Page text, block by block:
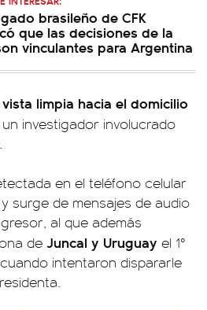
brasileño de CFK
que las decisiones de la
vinculantes para Argentina
limpia hacia el domicilio
investigador involucrado
en el teléfono celular
surge de mensajes de audio
al que además
de Juncal y Uruguay el 1°
intentaron dispararle